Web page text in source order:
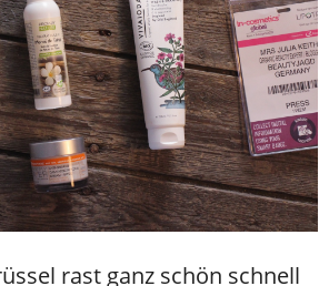
rast ganz schön schnell